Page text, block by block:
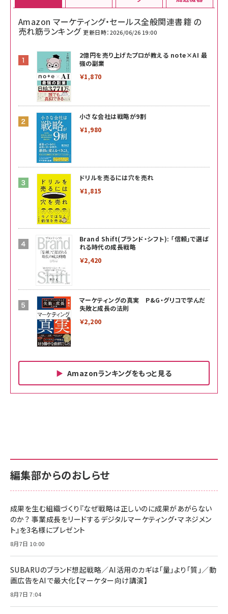
Amazon マーケティング・セールス全般関連書籍 の
売れ筋ランキング 更新日時：2026/06/26 19:00
2億円を売り上げたプロが教える note×AI 最
強の副業
￥1,870
小さな会社は戦略が9割
￥1,980
ドリルを売るには穴を売れ
￥1,815
Brand Shift(ブランド・シフト): 「信頼」で選ば
れる時代の成長戦略
￥2,420
マーケティングの真実 P&G・グリコで学んだ
失敗と成長の法則
￥2,200
Amazonランキングをもっと見る
￥880
anan(アンアン)2026/06/24号 No.2500増
刊 スペシャルエディション[王道エンタメの矜
￥1,100
anan(アンアン)2026/07/08号
￥880
内サポート正規品 メーカー保証5年
KLMEA128G
NIMASO ガラスフィルム iPhone 17 用 保護
止 貼りやすい ガイド枠付き いPhone17 (6.3
インチ) 対応 2枚セット DSP25F1698
￥1,599
￥6,980
全ワイヤレスイヤホン/アクティブノイズキャンセリ
内サポート正規品 メーカー保証5年
KLMEA128G
Amazon eギフトカード - Amazonロゴ - ク
￥5,000
Anker PowerLine III Flow USB-C & USB-
MacBook Pro/Air 各種対応 (1.8m ミッドナ
イトブラック)
￥1,890
編集部からのおしらせ
成果を生む組織づくり『なぜ戦略は正しいのに成果があがらない
のか？ 事業成長をリードするデジタルマーケティング・マネジメン
ト』を3名様にプレゼント
8月7日 10:00
SUBARUのブランド想起戦略／AI活用のカギは「量」より「質」／動
画広告をAIで最大化【マーケター向け講演】
8月7日 7:04